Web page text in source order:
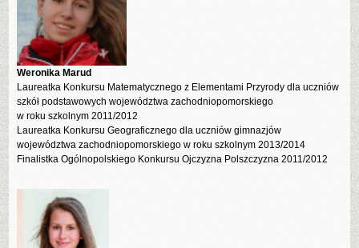
Weronika Marud
Laureatka Konkursu Matematycznego z Elementami Przyrody dla uczniów
szkół podstawowych województwa zachodniopomorskiego
w roku szkolnym 2011/2012
Laureatka Konkursu Geograficznego dla uczniów gimnazjów
województwa zachodniopomorskiego w roku szkolnym 2013/2014
Finalistka Ogólnopolskiego Konkursu Ojczyzna Polszczyzna 2011/2012